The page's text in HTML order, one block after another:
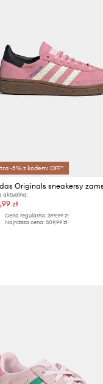
-5% z kodem: OFF*
aktualna:
zł
Cena regularna: 399,99 zł
Najniższa cena: 309,99 zł